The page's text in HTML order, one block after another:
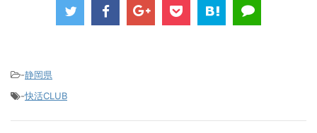
-静岡県
-快活CLUB